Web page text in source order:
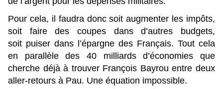
Pour cela, il faudra donc soit augmenter les impôts,
soit faire des coupes dans d’autres budgets,
soit puiser dans l’épargne des Français. Tout cela
en parallèle des 40 milliards d’économies que
cherche déjà à trouver François Bayrou entre deux
aller-retours à Pau. Une équation impossible.